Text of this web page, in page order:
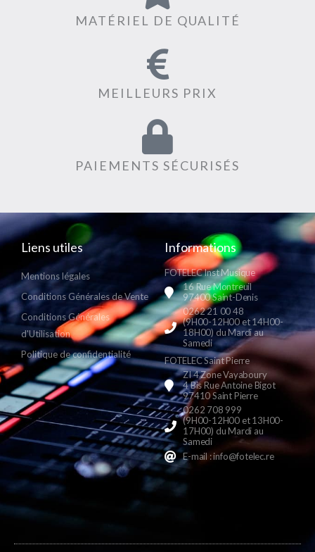
MATÉRIEL DE QUALITÉ
MEILLEURS PRIX
PAIEMENTS SÉCURISÉS
Liens utiles
Mentions légales
Conditions Générales de Vente
Conditions Générales
d'Utilisation
Politique de confidentialité
Informations
FOTELEC Inst Musique
16 Rue Montreuil
97400 Saint-Denis
0262 21 00 48
(9H00-12H00 et 14H00-
18H00) du Mardi au
Samedi
FOTELEC Saint Pierre
ZI 4 Zone Vayaboury
4 Bis Rue Antoine Bigot
97410 Saint Pierre
0262 708 999
(9H00-12H00 et 13H00-
17H00) du Mardi au
Samedi
E-mail : info@fotelec.re